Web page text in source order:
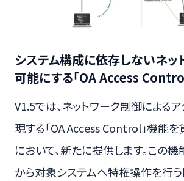
システム構成に依存しないネッ
可能にする「OA Access
V1.5では、ネットワーク制御による
現する「OA Access Control」機能
において、新たに提供します。この機
から対象システムへ特権操作を行